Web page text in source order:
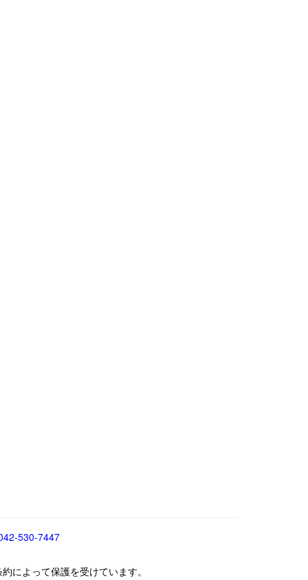
530-7447
によって保護を受けています。